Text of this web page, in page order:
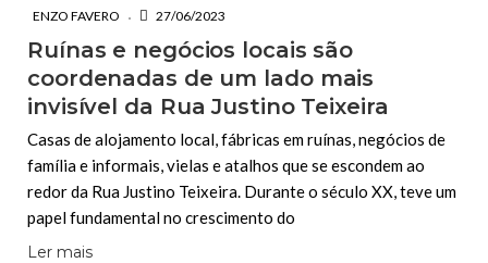
ENZO FAVERO 27/06/2023
Ruínas e negócios locais são
coordenadas de um lado mais
invisível da Rua Justino Teixeira
Casas de alojamento local, fábricas em ruínas, negócios de
família e informais, vielas e atalhos que se escondem ao
redor da Rua Justino Teixeira. Durante o século XX, teve um
papel fundamental no crescimento do
Ler mais